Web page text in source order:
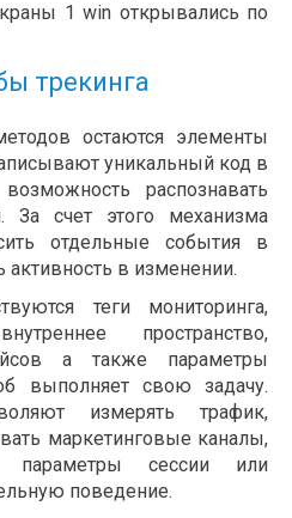
1 win открывались по
трекинга
остаются элементы
уникальный код в
распознавать
За счет этого механизма
отдельные события в
активность в изменении.
теги мониторинга,
пространство,
а также параметры
выполняет свою задачу.
измерять трафик,
маркетинговые каналы,
параметры сессии или
поведение.